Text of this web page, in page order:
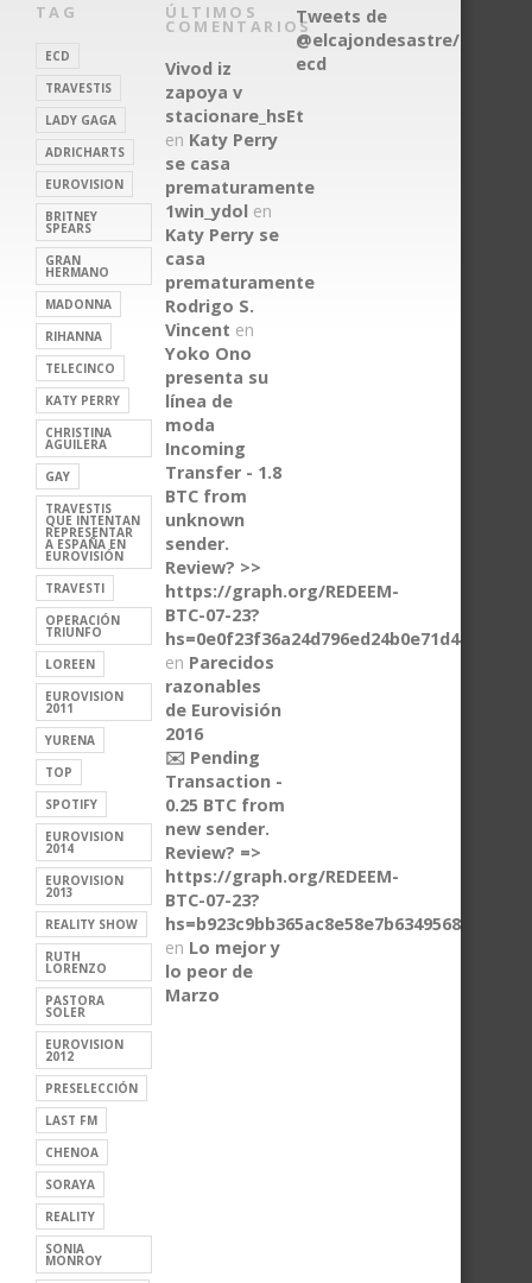
TAG
ECD
TRAVESTIS
LADY GAGA
ADRICHARTS
EUROVISION
BRITNEY
SPEARS
GRAN
HERMANO
MADONNA
RIHANNA
TELECINCO
KATY PERRY
CHRISTINA
AGUILERA
GAY
TRAVESTIS
QUE INTENTAN
REPRESENTAR
A ESPAÑA EN
EUROVISIÓN
TRAVESTI
OPERACIÓN
TRIUNFO
LOREEN
EUROVISION
2011
YURENA
TOP
SPOTIFY
EUROVISION
2014
EUROVISION
2013
REALITY SHOW
RUTH
LORENZO
PASTORA
SOLER
EUROVISION
2012
PRESELECCIÓN
LAST FM
CHENOA
SORAYA
REALITY
SONIA
MONROY
ÚLTIMOS
COMENTARIOS
Vivod iz
zapoya v
stacionare_hsEt
en Katy Perry
se casa
prematuramente
1win_ydol en
Katy Perry se
casa
prematuramente
Rodrigo S.
Vincent en
Yoko Ono
presenta su
línea de
moda
Incoming
Transfer - 1.8
BTC from
unknown
sender.
Review? >>
https://graph.org/REDEEM-
BTC-07-23?
hs=0e0f23f36a24d796ed24b0e71d4b433f&
en Parecidos
razonables
de Eurovisión
2016
✉️ Pending
Transaction -
0.25 BTC from
new sender.
Review? =>
https://graph.org/REDEEM-
BTC-07-23?
hs=b923c9bb365ac8e58e7b6349568ca6e9&
en Lo mejor y
lo peor de
Marzo
Tweets de
@elcajondesastre/
ecd